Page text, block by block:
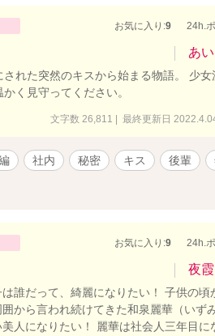
お気に入り:9 24h.
あい
れた突然のキスから始まる物語。 少
く見守ってください。
文字数 26,811 | 最終更新日
社内 秘密 キス 後輩
お気に入り:9 24h.
夜霞
誰だって、綺麗になりたい！ 子供の頃
から言われ続けてきた和泉麗華（いず
人になりたい！ 麗華は社会人三年目に